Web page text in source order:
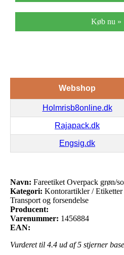
Køb nu »
Webshop
Holmrisb8online.dk
Rajapack.dk
Engsig.dk
Navn: Fareetiket Overpack grøn/
Kategori: Kontorartikler /
Transport og forsendelse
Producent:
Varenummer: 1456884
EAN:
Vurderet til 4.4 ud af 5 stjerner